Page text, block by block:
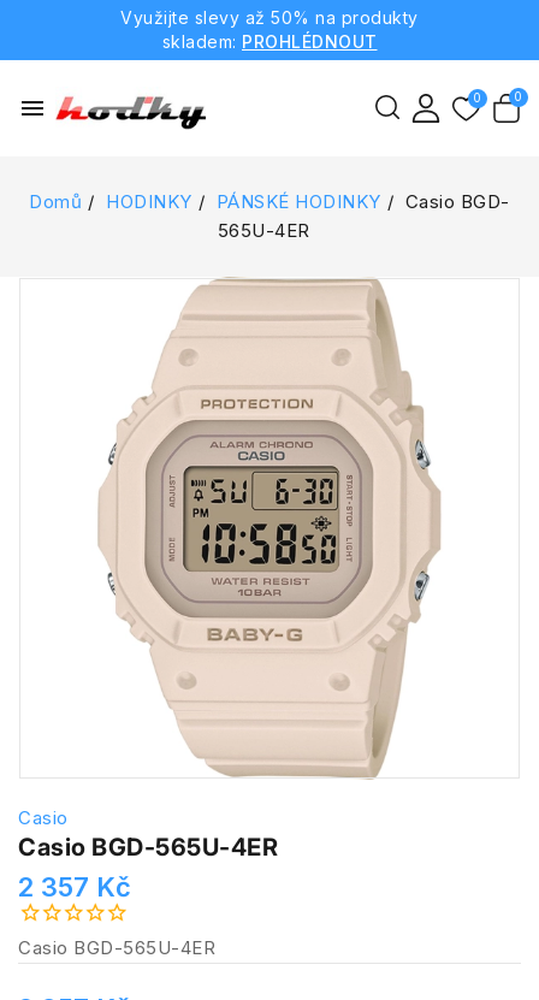
Využijte slevy až 50% na produkty
skladem: PROHLÉDNOUT
menu
Domů HODINKY PÁNSKÉ HODINKY
Casio BGD-
565U-4ER
Casio
Casio BGD-565U-4ER
2 357 Kč
Casio BGD-565U-4ER